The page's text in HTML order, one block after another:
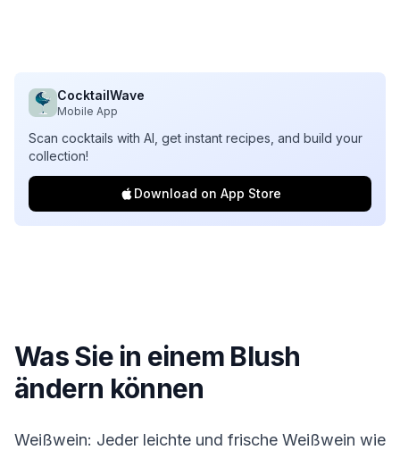
CocktailWave
Mobile App
Scan cocktails with AI, get instant recipes, and build your
collection!
Download on App Store
Was Sie in einem Blush
ändern können
Weißwein: Jeder leichte und frische Weißwein wie